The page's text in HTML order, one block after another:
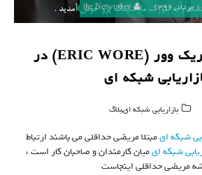
1396
the Networker
حداقلی های اریک وور (ERIC WORE) در
شبکه ای
بازاریابی شبکه ای,بلاگ
شبکه ایمبتلا مریضی حداقلی می باشند ارتباط
شبکه ایمیان کارمندان و صاحبان کار است ،
مریضی حداقلی اینجاست